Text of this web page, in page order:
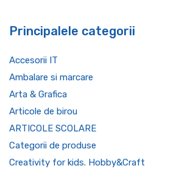
Principalele categorii
Accesorii IT
Ambalare si marcare
Arta & Grafica
Articole de birou
ARTICOLE SCOLARE
Categorii de produse
Creativity for kids. Hobby&Craft